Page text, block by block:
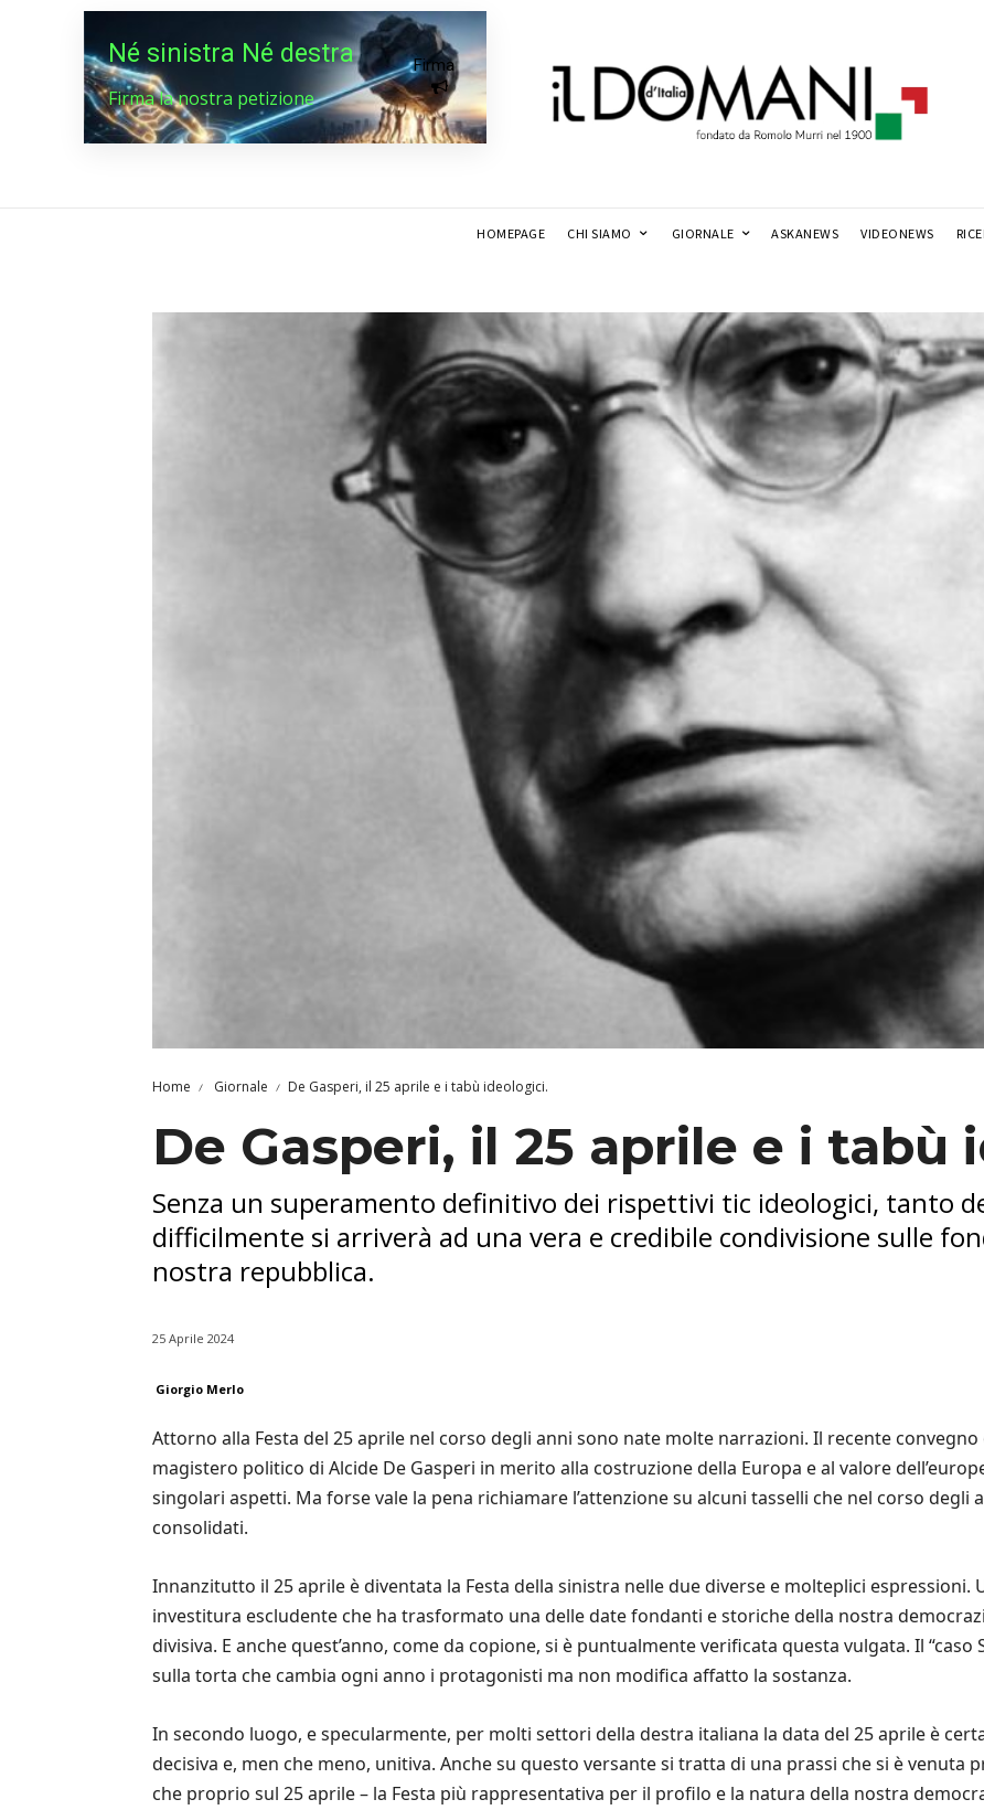
Né sinistra Né destra
Firma la nostra petizione
Firma
HOMEPAGE CHI SIAMO GIORNALE ASKANEWS VIDEONEWS
Home Giornale De Gasperi, il 25 aprile e i tabù ideologici.
De Gasperi, il 25 aprile e i tabù
Senza un superamento definitivo dei rispettivi tic ideologici, tanto
difficilmente si arriverà ad una vera e credibile condivisione sulle
nostra repubblica.
25 Aprile 2024
Giorgio Merlo
Attorno alla Festa del 25 aprile nel corso degli anni sono nate molte narrazioni. Il recente
magistero politico di Alcide De Gasperi in merito alla costruzione della Europa e al valore
singolari aspetti. Ma forse vale la pena richiamare l’attenzione su alcuni tasselli che nel corso
consolidati.
Innanzitutto il 25 aprile è diventata la Festa della sinistra nelle due diverse e molteplici
investitura escludente che ha trasformato una delle date fondanti e storiche della nostra
divisiva. E anche quest’anno, come da copione, si è puntualmente verificata questa vulgata. Il “caso
sulla torta che cambia ogni anno i protagonisti ma non modifica affatto la sostanza.
In secondo luogo, e specularmente, per molti settori della destra italiana la data del 25 aprile è
decisiva e, men che meno, unitiva. Anche su questo versante si tratta di una prassi che si è
che proprio sul 25 aprile – la Festa più rappresentativa per il profilo e la natura della nostra